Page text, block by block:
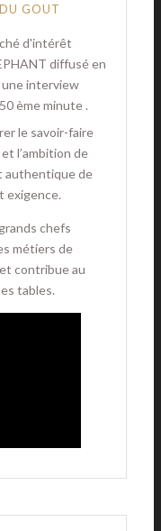
GOUT
d'intérêt
diffusé en
une interview
ème minute .
le savoir-faire
l’ambition de
authentique de
exigence.
chefs
métiers de
contribue au
tables.